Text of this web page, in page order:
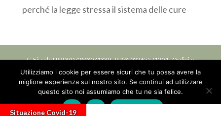
perché la legge stressa il sistema delle cure
C. Fiscale LPRDVD72M30Z133P - P. IVA 02265571204 - Ordini o
Collegi: Iscrizione ordine delle professioni infermieristiche OPI
della Provincia di Bologna, n. 6588 DEL 07/07/1994 -Privacy
Situazione Covid-19
Utilizziamo i cookie per essere sicuri che tu possa avere la
migliore esperienza sul nostro sito. Se continui ad utilizzare
questo sito noi assumiamo che tu ne sia felice.
Ok
No Privacy policy